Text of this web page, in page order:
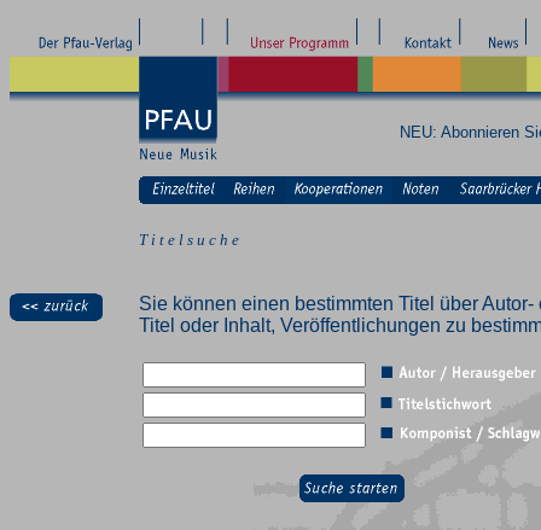
NEU: Abonnieren
T i t e l s u c h e
Sie können einen bestimmten Titel über
Titel oder Inhalt, Veröffentlichungen zu